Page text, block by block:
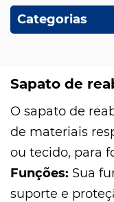
Categorias
Sapato de
O sapato de
de materiais
ou tecido, para
Funções: Sua
suporte e